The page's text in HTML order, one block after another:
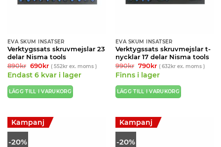
EVA SKUM INSATSER
Verktygssats skruvmejslar 23
delar Nisma tools
890kr Det
ursprungliga
priset
890kr.
690krDet
nuvarande
priset
690kr.
( 552krex. moms )
Endast 6 kvar i lager
LÄGG TILL I VARUKORG
EVA SKUM INSATSER
Verktygssats skruvmejslar t-
nycklar 17 delar Nisma tools
990kr Det
ursprungliga
priset
990kr.
790krDet
nuvarande
priset
790kr.
( 632krex. moms )
Finns i lager
LÄGG TILL I VARUKORG
-20%
Kampanj
-20%
Kampanj